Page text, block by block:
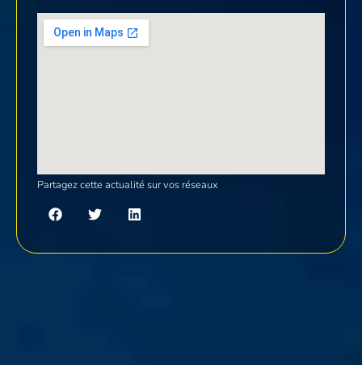
Partagez cette actualité sur vos réseaux